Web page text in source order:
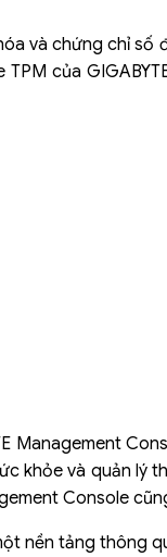
và chứng chỉ số
của
Management
khỏe và quản lý
Console
nền tảng thông